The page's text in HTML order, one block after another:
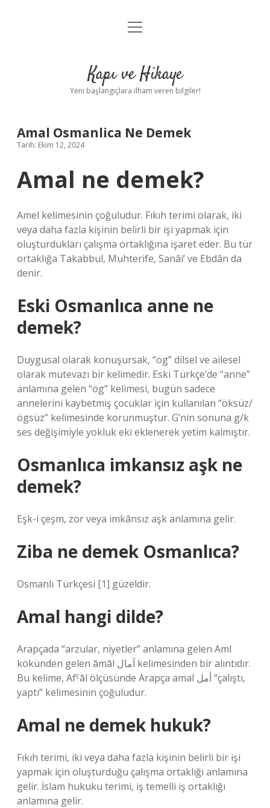
Anasayfa
Yasal Uyarı
menüyü
Kapı ve Hikaye
Yeni başlangıçlara ilham veren bilgiler!
Amal Osmanlica Ne Demek
Tarih: Ekim 12, 2024
Amal ne demek?
Amel kelimesinin çoğuludur. Fıkıh terimi olarak, iki
veya daha fazla kişinin belirli bir işi yapmak için
oluşturdukları çalışma ortaklığına işaret eder. Bu tür
ortaklığa Takabbul, Muhterife, Sanâi’ ve Ebdân da
denir.
Eski Osmanlıca anne ne
demek?
Duygusal olarak konuşursak, “ög” dilsel ve ailesel
olarak mütevazı bir kelimedir. Eski Türkçe’de “anne”
anlamına gelen “ög” kelimesi, bugün sadece
annelerini kaybetmiş çocuklar için kullanılan “öksüz/
ögsüz” kelimesinde korunmuştur. G’nin sonuna g/k
ses değişimiyle yokluk eki eklenerek yetim kalmıştır.
Osmanlıca imkansız aşk ne
demek?
Eşk-i çeşm, zor veya imkânsız aşk anlamına gelir.
Ziba ne demek Osmanlıca?
Osmanlı Türkçesi [1] güzeldir.
Amal hangi dilde?
Arapçada “arzular, niyetler” anlamına gelen Aml
kökünden gelen āmāl آمال kelimesinden bir alıntıdır.
Bu kelime, Afˁāl ölçüsünde Arapça amal أمل “çalıştı,
yaptı” kelimesinin çoğuludur.
Amal ne demek hukuk?
Fıkıh terimi, iki veya daha fazla kişinin belirli bir işi
yapmak için oluşturduğu çalışma ortaklığı anlamına
gelir. İslam hukuku terimi, iş temelli iş ortaklığı
anlamına gelir.